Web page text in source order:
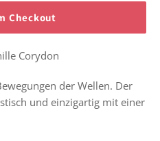
Checkout
Corydon
der Wellen. Der
und einzigartig mit einer